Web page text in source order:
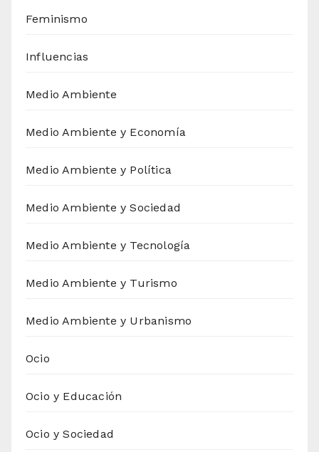
Feminismo
Influencias
Medio Ambiente
Medio Ambiente y Economía
Medio Ambiente y Política
Medio Ambiente y Sociedad
Medio Ambiente y Tecnología
Medio Ambiente y Turismo
Medio Ambiente y Urbanismo
Ocio
Ocio y Educación
Ocio y Sociedad